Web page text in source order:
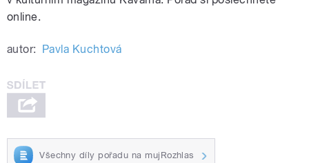
online.
autor: Pavla Kuchtová
Všechny díly pořadu na mujRozhlas